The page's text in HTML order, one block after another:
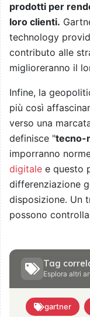
prodotti per
loro clienti.
technology
contributo alle
miglioreranno il
Infine, la
più così
verso una
definisce "tecno-
imporranno
digitale e questo
differenziazione
disposizione. Un
possono
Tag
Esplora altri
gartner